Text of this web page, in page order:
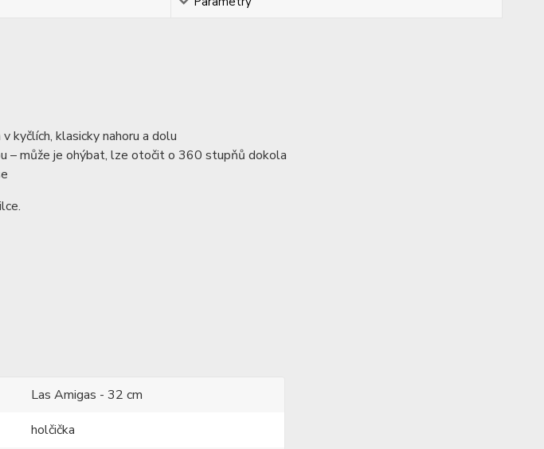
kyčlích, klasicky nahoru a dolu
– může je ohýbat, lze otočit o 360 stupňů dokola
Las Amigas - 32 cm
holčička